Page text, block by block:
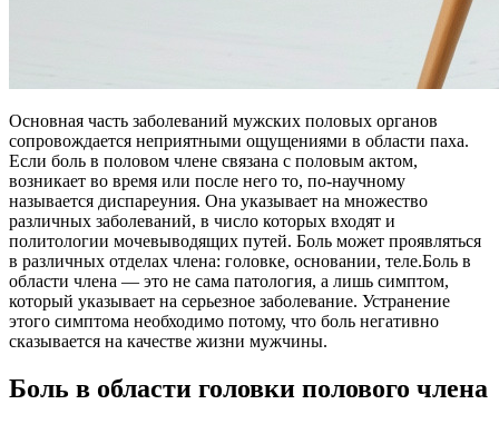
Основная часть заболеваний мужских половых органов
сопровождается неприятными ощущениями в области паха.
Если боль в половом члене связана с половым актом,
возникает во время или после него то, по-научному
называется диспареуния. Она указывает на множество
различных заболеваний, в число которых входят и
политологии мочевыводящих путей. Боль может проявляться
в различных отделах члена: головке, основании, теле.Боль в
области члена — это не сама патология, а лишь симптом,
который указывает на серьезное заболевание. Устранение
этого симптома необходимо потому, что боль негативно
сказывается на качестве жизни мужчины.
Боль в области головки полового члена